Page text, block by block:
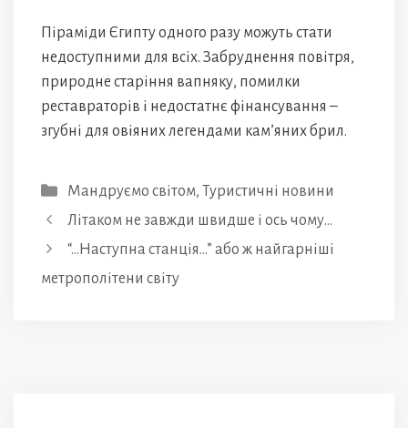
Піраміди Єгипту одного разу можуть стати
недоступними для всіх. Забруднення повітря,
природне старіння вапняку, помилки
реставраторів і недостатнє фінансування –
згубні для овіяних легендами кам’яних брил.
Категорії
Мандруємо світом,
Туристичні новини
Літаком не завжди швидше і ось чому…
“…Наступна станція…” або ж найгарніші
метрополітени світу